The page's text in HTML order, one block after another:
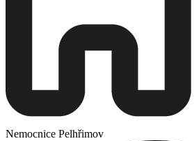
Nemocnice Pelhřimov